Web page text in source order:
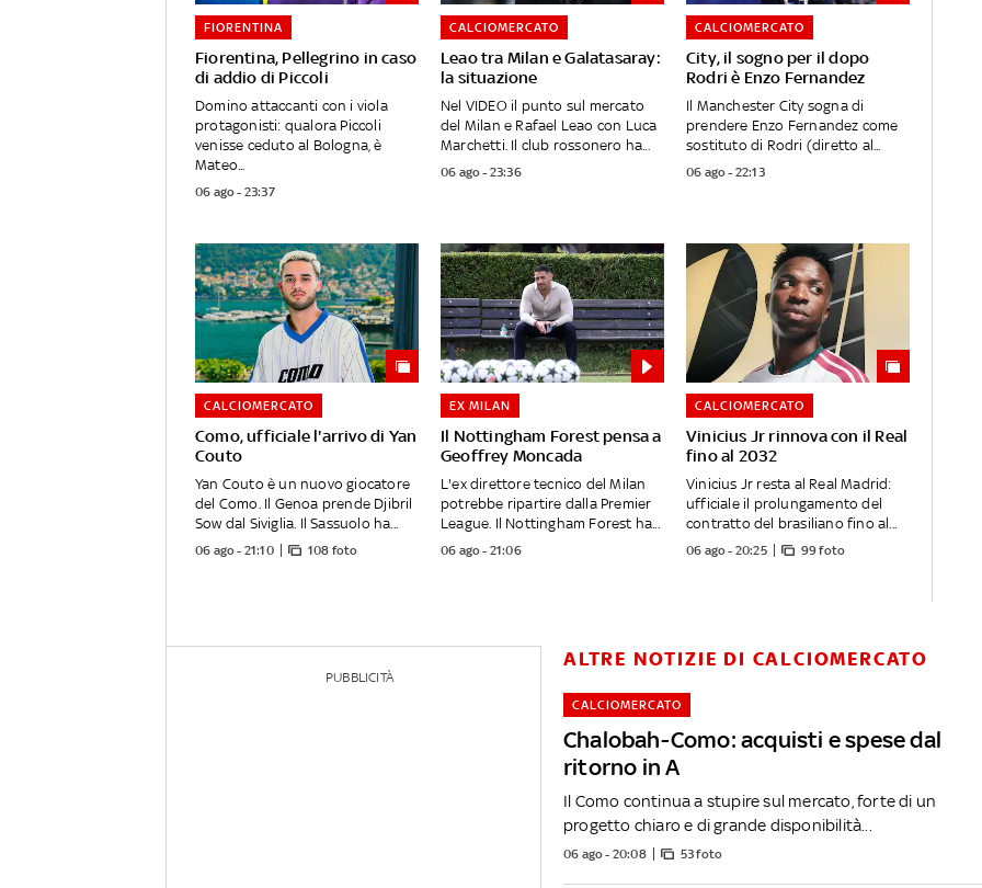
Fiorentina, Pellegrino in caso
di addio di Piccoli
FIORENTINA
Domino attaccanti con i viola
protagonisti: qualora Piccoli
venisse ceduto al Bologna, è
Mateo...
06 ago - 23:37
Leao tra Milan e Galatasaray:
la situazione
CALCIOMERCATO
Nel VIDEO il punto sul mercato
del Milan e Rafael Leao con Luca
Marchetti. Il club rossonero ha...
06 ago - 23:36
City, il sogno per il dopo
Rodri è Enzo Fernandez
CALCIOMERCATO
Il Manchester City sogna di
prendere Enzo Fernandez come
sostituto di Rodri (diretto al...
06 ago - 22:13
Como, ufficiale l'arrivo di Yan
Couto
CALCIOMERCATO
Yan Couto è un nuovo giocatore
del Como. Il Genoa prende Djibril
Sow dal Siviglia. Il Sassuolo ha...
06 ago - 21:10 108 foto
Il Nottingham Forest pensa a
Geoffrey Moncada
EX MILAN
L'ex direttore tecnico del Milan
potrebbe ripartire dalla Premier
League. Il Nottingham Forest ha...
06 ago - 21:06
Vinicius Jr rinnova con il Real
fino al 2032
CALCIOMERCATO
Vinicius Jr resta al Real Madrid:
ufficiale il prolungamento del
contratto del brasiliano fino al...
06 ago - 20:25 99 foto
ALTRE NOTIZIE DI CALCIOMERCATO
Chalobah-Como: acquisti e spese dal
ritorno in A
CALCIOMERCATO
Il Como continua a stupire sul mercato, forte di un
progetto chiaro e di grande disponibilità...
06 ago - 20:08 53 foto
PUBBLICITÀ